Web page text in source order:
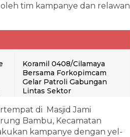
tim kampanye dan relawan
Koramil 0408/Cilamaya
Bersama Forkopimcam
Gelar Patroli Gabungan
Lintas Sektor
di Masjid Jami
Bambu, Kecamatan
kampanye dengan yel-